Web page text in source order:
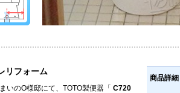
リフォーム
いのO様邸にて、TOTO製便器「 C720
商品詳細